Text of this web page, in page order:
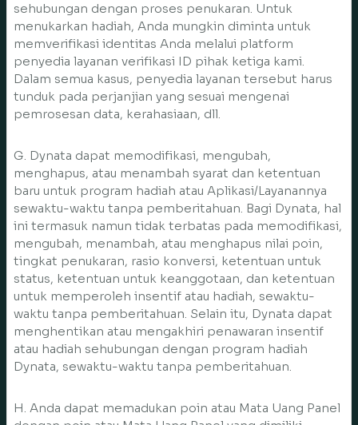
sehubungan dengan proses penukaran. Untuk
menukarkan hadiah, Anda mungkin diminta untuk
memverifikasi identitas Anda melalui platform
penyedia layanan verifikasi ID pihak ketiga kami.
Dalam semua kasus, penyedia layanan tersebut harus
tunduk pada perjanjian yang sesuai mengenai
pemrosesan data, kerahasiaan, dll.
G. Dynata dapat memodifikasi, mengubah,
menghapus, atau menambah syarat dan ketentuan
baru untuk program hadiah atau Aplikasi/Layanannya
sewaktu-waktu tanpa pemberitahuan. Bagi Dynata, hal
ini termasuk namun tidak terbatas pada memodifikasi,
mengubah, menambah, atau menghapus nilai poin,
tingkat penukaran, rasio konversi, ketentuan untuk
status, ketentuan untuk keanggotaan, dan ketentuan
untuk memperoleh insentif atau hadiah, sewaktu-
waktu tanpa pemberitahuan. Selain itu, Dynata dapat
menghentikan atau mengakhiri penawaran insentif
atau hadiah sehubungan dengan program hadiah
Dynata, sewaktu-waktu tanpa pemberitahuan.
H. Anda dapat memadukan poin atau Mata Uang Panel